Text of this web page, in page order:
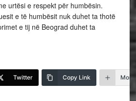
urtësi e respekt për humbësin.
e të humbësit nuk duhet ta thotë
e tij në Beograd duhet ta
Twitter Copy Link More